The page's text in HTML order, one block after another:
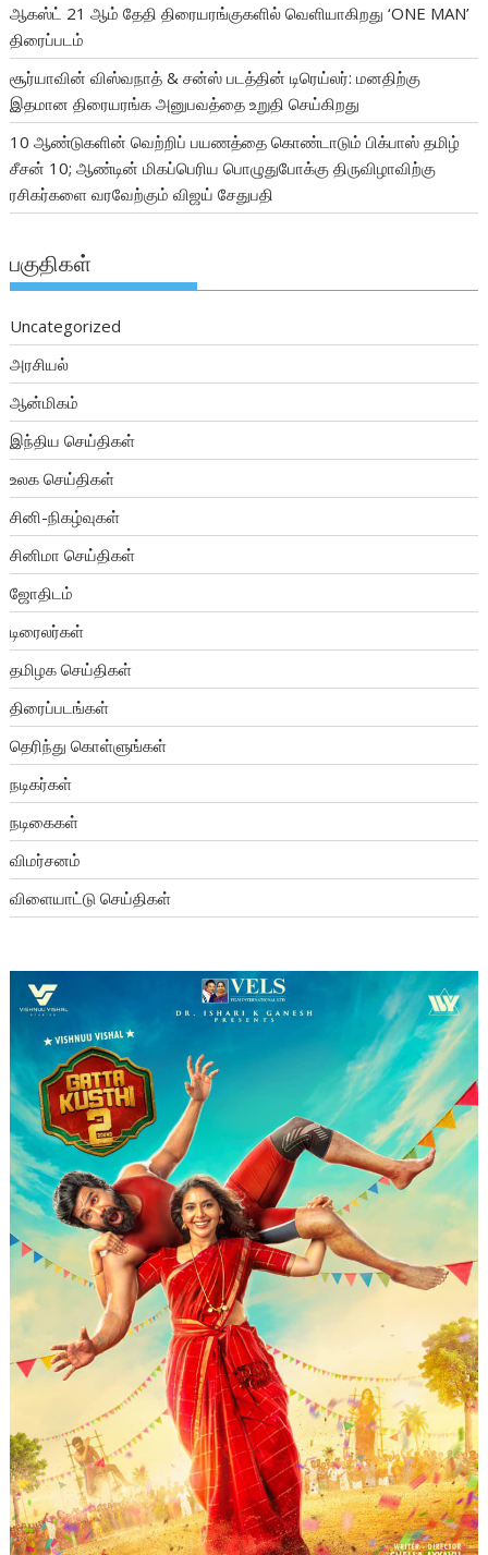
ஆகஸ்ட் 21 ஆம் தேதி திரையரங்குகளில் வெளியாகிறது ‘ONE MAN’
திரைப்படம்
சூர்யாவின் விஸ்வநாத் & சன்ஸ் படத்தின் டிரெய்லர்: மனதிற்கு
இதமான திரையரங்க அனுபவத்தை உறுதி செய்கிறது
10 ஆண்டுகளின் வெற்றிப் பயணத்தை கொண்டாடும் பிக்பாஸ் தமிழ்
சீசன் 10; ஆண்டின் மிகப்பெரிய பொழுதுபோக்கு திருவிழாவிற்கு
ரசிகர்களை வரவேற்கும் விஜய் சேதுபதி
பகுதிகள்
Uncategorized
அரசியல்
ஆன்மிகம்
இந்திய செய்திகள்
உலக செய்திகள்
சினி-நிகழ்வுகள்
சினிமா செய்திகள்
ஜோதிடம்
டிரைலர்கள்
தமிழக செய்திகள்
திரைப்படங்கள்
தெரிந்து கொள்ளுங்கள்
நடிகர்கள்
நடிகைகள்
விமர்சனம்
விளையாட்டு செய்திகள்